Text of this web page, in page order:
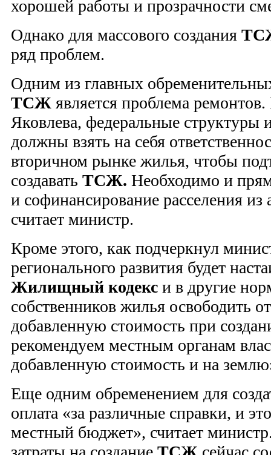
хорошей работы и прозрачности
Однако для массового создания
ряд проблем.
Одним из главных
ТСЖ является проблема
Яковлева, федеральные структуры
должны взять на себя
вторичном рынке жилья, чтобы
создавать ТСЖ. Необходимо и
и софинансирование расселения из
считает министр.
Кроме этого, как подчеркнул
регионального развития будет
Жилищный кодекс и в другие
собственников жилья освободить
добавленную стоимость при
рекомендуем местным органам
добавленную стоимость и на
Еще одним обременением для
оплата «за различные справки, и
местный бюджет», считает